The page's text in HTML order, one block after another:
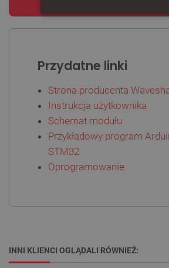
Przydatne linki
Strona producenta
Instrukcja użytkownika
Schemat modułu
Przykładowy program
STM32
Oprogramowanie
INNI KLIENCI OGLĄDALI RÓWNIEŻ:
NIEZBĘDNE
Niezbędne pliki cookie umożliwiają
prawidłowo korzystać ze strony
PrestaShop-[abcdef0123456789]{32}